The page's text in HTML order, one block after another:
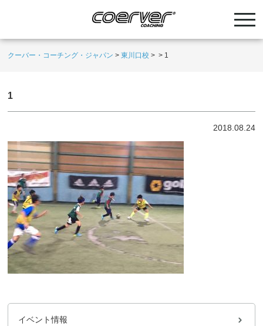
クーバー・コーチング・ジャパン >東川口校 > > 1
1
2018.08.24
イベント情報